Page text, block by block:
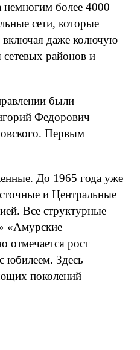
немногим более 4000
сети, которые
включая даже колючую
районов и
были
Федорович
Первым
До 1965 года уже
и Центральные
Все структурные
«Амурские
отмечается рост
юбилеем. Здесь
поколений